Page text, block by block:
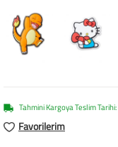
Tahmini Kargoya Teslim Tarihi:
Favorilerim